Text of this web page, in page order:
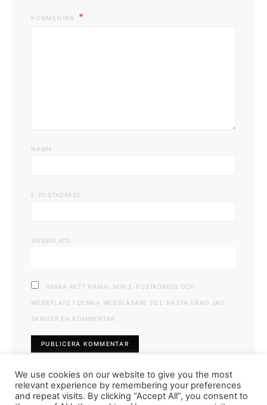
KOMMENTAR
NAMN
E-POSTADRESS
WEBBPLATS
SPARA MITT NAMN, MIN E-POSTADRESS OCH
WEBBPLATS I DENNA WEBBLÄSARE TILL NÄSTA GÅNG JAG
SKRIVER EN KOMMENTAR.
We use cookies on our website to give you the most
relevant experience by remembering your preferences
and repeat visits. By clicking “Accept All”, you consent to